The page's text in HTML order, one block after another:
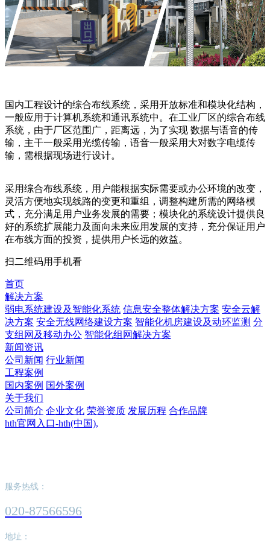
国内工程设计的综合布线系统，采用开放标准和模块化结构，
一般应用于计算机系统和通讯系统中。在工业厂区的综合布线
系统，由于厂区范围广，距离远，为了实现 数据与语音的传
输，主干一般采用光缆传输，语音一般采用大对数字电缆传
输，需根据现场进行设计。
采用综合布线系统，用户能根据实际需要或办公环境的改变，
灵活方便地实现线路的变更和重组，调整构建所需的网络模
式，充分满足用户业务发展的需要；模块化的系统设计提供良
好的系统扩展能力及面向未来应用发展的支持，充分保证用户
在布线方面的投资，提供用户长远的效益。
扫二维码用手机看
首页
解决方案
弱电系统建设及智能化系统 信息安全整体解决方案 安全云解
决方案 安全无线网络建设方案 智能化机房建设及动环监测 分
支组网及移动办公 智能化组网解决方案
新闻资讯
公司新闻 行业新闻
工程案例
国内案例 国外案例
关于我们
公司简介 企业文化 荣誉资质 发展历程 合作品牌
hth官网入口-hth(中国),
服务热线：
020-87566596
地址：